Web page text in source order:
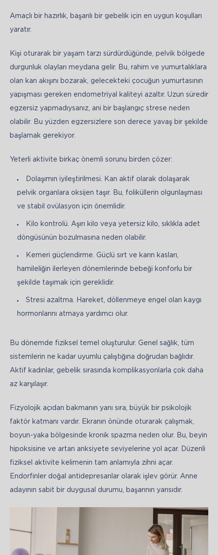
Amaçlı bir hazırlık, başarılı bir gebelik için en uygun koşulları
yaratır.
Kişi oturarak bir yaşam tarzı sürdürdüğünde, pelvik bölgede
durgunluk olayları meydana gelir. Bu, rahim ve yumurtalıklara
olan kan akışını bozarak, gelecekteki çocuğun yumurtasının
yapışması gereken endometriyal kaliteyi azaltır. Uzun süredir
egzersiz yapmadıysanız, ani bir başlangıç strese neden
olabilir. Bu yüzden egzersizlere son derece yavaş bir şekilde
başlamak gerekiyor.
Yeterli aktivite birkaç önemli sorunu birden çözer:
Dolaşımın iyileştirilmesi. Kan aktif olarak dolaşarak
pelvik organlara oksijen taşır. Bu, foliküllerin olgunlaşması
ve stabil ovülasyon için önemlidir.
Kilo kontrolü. Aşırı kilo veya yetersiz kilo, sıklıkla adet
döngüsünün bozulmasına neden olabilir.
Kemeri güçlendirme. Güçlü sırt ve karın kasları,
hamileliğin ilerleyen dönemlerinde bebeği konforlu bir
şekilde taşımak için gereklidir.
Stresi azaltma. Hareket, döllenmeye engel olan kaygı
hormonlarını atmaya yardımcı olur.
Bu dönemde fiziksel temel oluşturulur. Genel sağlık, tüm
sistemlerin ne kadar uyumlu çalıştığına doğrudan bağlıdır.
Aktif kadınlar, gebelik sırasında komplikasyonlarla çok daha
az karşılaşır.
Fizyolojik açıdan bakmanın yanı sıra, büyük bir psikolojik
faktör katmanı vardır. Ekranın önünde oturarak çalışmak,
boyun-yaka bölgesinde kronik spazma neden olur. Bu, beyin
hipoksisine ve artan anksiyete seviyelerine yol açar. Düzenli
fiziksel aktivite kelimenin tam anlamıyla zihni açar.
Endorfinler doğal antidepresanlar olarak işlev görür. Anne
adayının sabit bir duygusal durumu, başarının yarısıdır.